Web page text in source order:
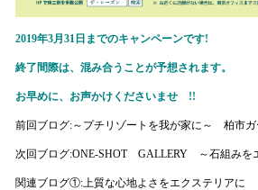
2019年3月31日までのキャンペーンです!
終了間際は、混み合うことが予想されます。
お早めに、お声かけくださいませ !!
前回ブログ:～プチリゾートを我が家に～ 柏市ガ
次回ブログ:ONE-SHOT GALLERY ～石組みを
関連ブログ①:上質な心地よさをエクステリアに